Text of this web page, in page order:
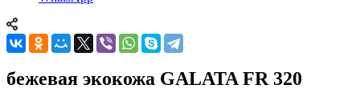
бежевая экокожа GALATA FR 320